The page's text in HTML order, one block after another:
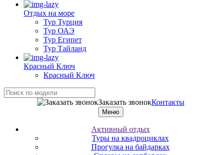
Отдых на море
Тур Турция
Тур ОАЭ
Тур Египет
Тур Тайланд
Красный Ключ
Красный Ключ
Заказать звонокКонтакты
Меню
Активный отдых
Туры на квадроциклах
Прогулка на байдарках